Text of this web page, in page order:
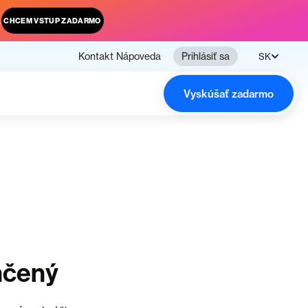
CHCEM VSTUP ZADARMO
Kontakt Nápoveda Prihlásiť sa SK
Vyskúšať zadarmo